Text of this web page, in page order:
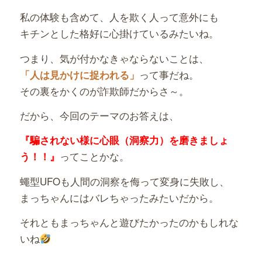
私の体験も含めて、人を欺く人って意外にも
キチンとした格好に心掛けているみたいね。
つまり、気が付かなきゃならないことは、
「人は見かけに捉われる」 って事だね。
その裏をかくのが詐欺師だからさ～。
だから、今回のテーマのお答えは、
『騙されない様に心眼（洞察力）を磨きましょ
う！！』 ってことかな。
蠅型UFOも人間の洞察を侮って変身に失敗し、
まっちゃんにはバレちゃったみたいだから。
それともまっちゃんと遊びたかったのかもしれな
いね